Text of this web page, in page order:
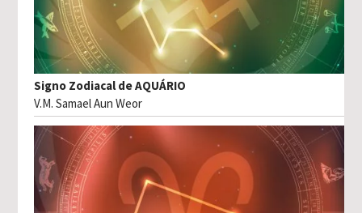
Signo Zodiacal de AQUÁRIO
V.M. Samael Aun Weor